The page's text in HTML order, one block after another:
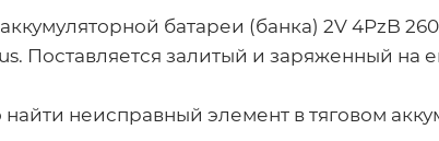
батареи (банка) 2V 4PzB
Поставляется залитый и заряженный на
неисправный элемент в тяговом